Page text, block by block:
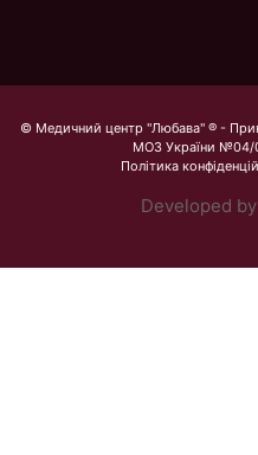
© Медичний центр "Любава" ® -
МОЗ України №04/
Політика
Developed